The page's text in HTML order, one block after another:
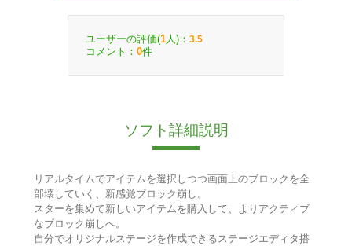
ユーザーの評価(1 人)： 3.5
コメント： 0件
ソフト詳細説明
リアルタイムでアイテムを選択しつつ画面上のブロックを全
部壊していく、新感覚ブロック崩し。
スターを集めて新しいアイテムを購入して、よりアクティブ
なブロック崩しへ。
自分でオリジナルステージを作成できるステージエディタ搭